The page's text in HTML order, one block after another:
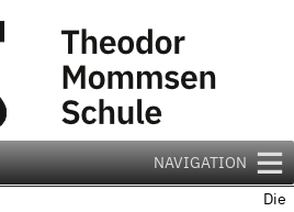
NAVIGATION